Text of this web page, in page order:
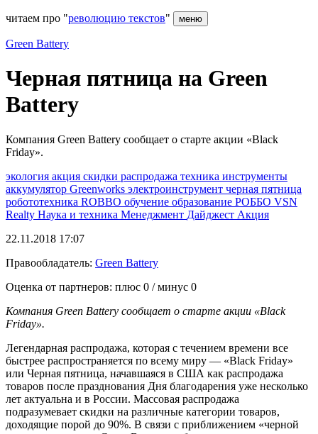
читаем про "революцию текстов" меню
Green Battery
Черная пятница на Green
Battery
Компания Green Battery сообщает о старте акции «Black
Friday».
экология акция скидки распродажа техника инструменты
аккумулятор Greenworks электроинструмент черная пятница
робототехника ROBBO обучение образование РОББО VSN
Realty Наука и техника Менеджмент Дайджест Акция
22.11.2018 17:07
Правообладатель: Green Battery
Оценка от партнеров: плюс 0 / минус 0
Компания Green Battery сообщает о старте акции «Black
Friday».
Легендарная распродажа, которая с течением времени все
быстрее распространяется по всему миру — «Black Friday»
или Черная пятница, начавшаяся в США как распродажа
товаров после празднования Дня благодарения уже несколько
лет актуальна и в России. Массовая распродажа
подразумевает скидки на различные категории товаров,
доходящие порой до 90%. В связи с приближением «черной